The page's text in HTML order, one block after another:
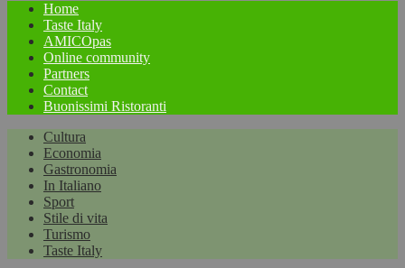
Home
Taste Italy
AMICOpas
Online community
Partners
Contact
Buonissimi Ristoranti
Cultura
Economia
Gastronomia
In Italiano
Sport
Stile di vita
Turismo
Taste Italy